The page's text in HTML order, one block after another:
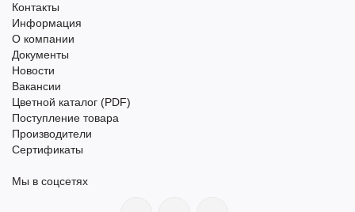
Контакты
Информация
О компании
Документы
Новости
Вакансии
Цветной каталог (PDF)
Поступление товара
Производители
Сертификаты
Мы в соцсетях